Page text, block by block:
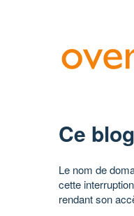
Ce
Le nom de
cette
rendant son